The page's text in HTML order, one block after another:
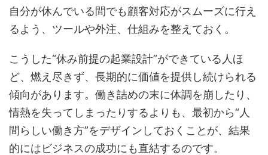
自分が休んでいる間でも顧客対応がスムーズに行え
るよう、ツールや外注、仕組みを整えておく。
こうした“休み前提の起業設計”ができている人ほ
ど、燃え尽きず、長期的に価値を提供し続けられる
傾向があります。働き詰めの末に体調を崩したり、
情熱を失ってしまったりするよりも、最初から“人
間らしい働き方”をデザインしておくことが、結果
的にはビジネスの成功にも直結するのです。